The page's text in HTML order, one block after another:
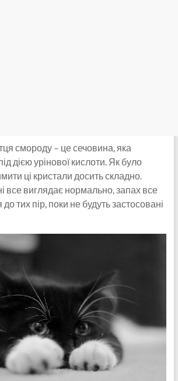
смороду – це сечовина, яка
дією урінової кислоти. Як було
ці кристали досить складно.
все виглядає нормально, запах все
тих пір, поки не будуть застосовані